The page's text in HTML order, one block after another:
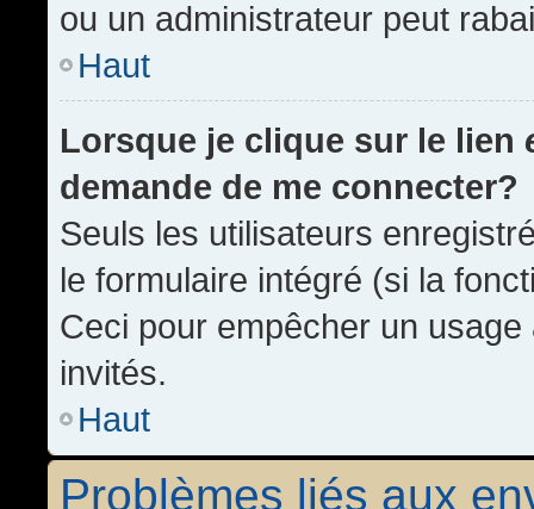
ou un administrateur peut
Haut
Lorsque je clique sur le lien
demande de me connecter?
Seuls les utilisateurs
le formulaire intégré (si la
Ceci pour empêcher un
invités.
Haut
Problèmes liés aux